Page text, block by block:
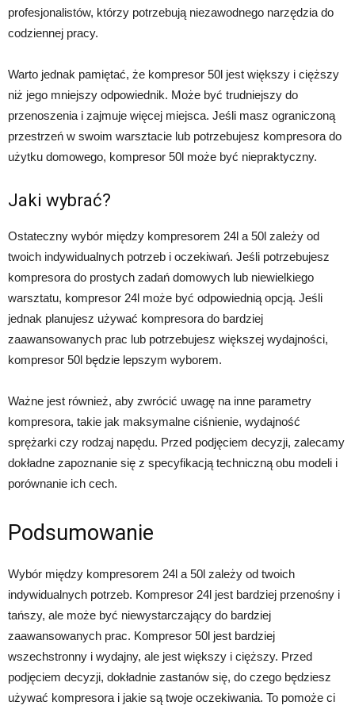
profesjonalistów, którzy potrzebują niezawodnego narzędzia do
codziennej pracy.
Warto jednak pamiętać, że kompresor 50l jest większy i cięższy
niż jego mniejszy odpowiednik. Może być trudniejszy do
przenoszenia i zajmuje więcej miejsca. Jeśli masz ograniczoną
przestrzeń w swoim warsztacie lub potrzebujesz kompresora do
użytku domowego, kompresor 50l może być niepraktyczny.
Jaki wybrać?
Ostateczny wybór między kompresorem 24l a 50l zależy od
twoich indywidualnych potrzeb i oczekiwań. Jeśli potrzebujesz
kompresora do prostych zadań domowych lub niewielkiego
warsztatu, kompresor 24l może być odpowiednią opcją. Jeśli
jednak planujesz używać kompresora do bardziej
zaawansowanych prac lub potrzebujesz większej wydajności,
kompresor 50l będzie lepszym wyborem.
Ważne jest również, aby zwrócić uwagę na inne parametry
kompresora, takie jak maksymalne ciśnienie, wydajność
sprężarki czy rodzaj napędu. Przed podjęciem decyzji, zalecamy
dokładne zapoznanie się z specyfikacją techniczną obu modeli i
porównanie ich cech.
Podsumowanie
Wybór między kompresorem 24l a 50l zależy od twoich
indywidualnych potrzeb. Kompresor 24l jest bardziej przenośny i
tańszy, ale może być niewystarczający do bardziej
zaawansowanych prac. Kompresor 50l jest bardziej
wszechstronny i wydajny, ale jest większy i cięższy. Przed
podjęciem decyzji, dokładnie zastanów się, do czego będziesz
używać kompresora i jakie są twoje oczekiwania. To pomoże ci